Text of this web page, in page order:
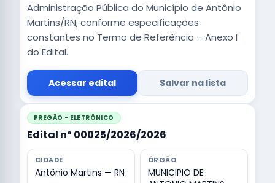
Administração Pública do Município de Antônio
Martins/RN, conforme especificações
constantes no Termo de Referência – Anexo I
do Edital.
Acessar edital Salvar na lista
PREGÃO - ELETRÔNICO
Edital nº 00025/2026/2026
CIDADE
Antônio Martins — RN
ÓRGÃO
MUNICIPIO DE